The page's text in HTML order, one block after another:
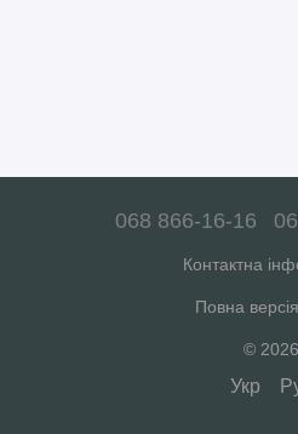
068 866-16-16
Контактна
Повна
© 2026
Укр